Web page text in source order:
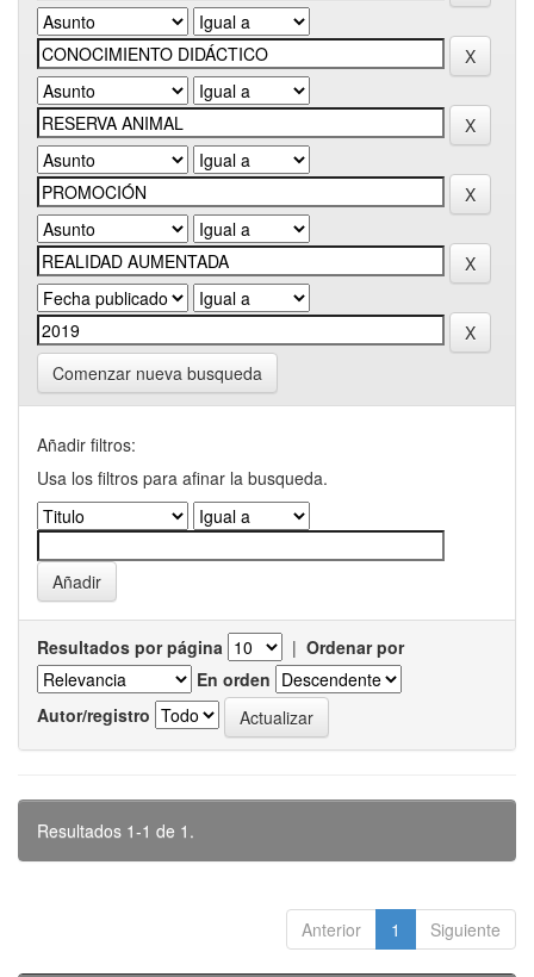
Comenzar nueva busqueda
Añadir filtros:
Usa los filtros para afinar la busqueda.
Resultados por página | Ordenar por
En orden
Autor/registro
Resultados 1-1 de 1.
Anterior 1 Siguiente